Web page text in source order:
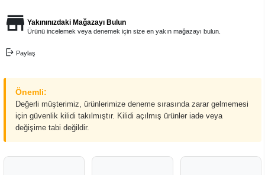
Yakınınızdaki Mağazayı Bulun
Ürünü incelemek veya denemek için size en yakın mağazayı bulun.
Paylaş
Önemli:
Değerli müşterimiz, ürünlerimize deneme sırasında zarar gelmemesi
için güvenlik kilidi takılmıştır. Kilidi açılmış ürünler iade veya
değişime tabi değildir.